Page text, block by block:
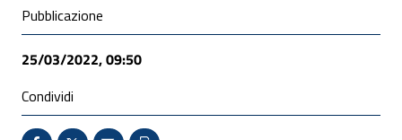
Condivisione social
Pubblicazione
25/03/2022, 09:50
Condividi